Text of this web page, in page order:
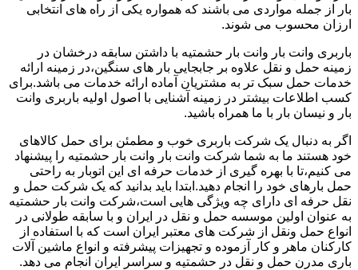
بار از جمله مواردی می باشند که همواره یکی از راه های انتخابی
ارزان محسوب می شوند.
باربری وانت بار وانت بار حشمتیه با داشتن سابقه درخشان در
زمینه حمل و نقل علاوه بر جابجایی بار های سنگین،در زمینه ارائه
خدمات حمل سبک تر به مشتریان آماده ارائه خدمات می باشد.برای
کسب اطلاعات بیشتر در زمینه آشنایی با اصول اولیه باربری وانت
بار و نیسان بار با ما همراه باشید.
اگر به دنبال یک شرکت باربری خوب و مطمئن برای حمل کالاهای
خود هستند ما به شما شرکت وانت بار وانت بار حشمتیه را پیشنهاد
می کنیم،تا با بهره گیری از خدمات حرفه ای این اتوبار به راحتی
حمل بارهای خود را انجام دهید.ابتدا باید بدانید که یک شرکت حمل و
نقل حرفه ای دارای چه ویژگی هایی است،شرکت وانت بار حشمتیه
به عنوان اولین موسسه حمل و نقل در ایران و با سابقه طولانی در
انواع حمل ونقل از شرکت های معتبر ایران است که با استفاده از
کارکنان ماهر و کار آزموده و تجهیزات پیشرفته و انواع ماشین آلات
باری مدرن حمل و نقل در حشمتیه و سراسر ایران انجام می دهد.